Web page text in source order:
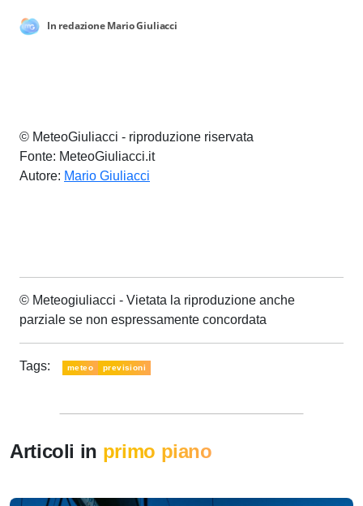
In redazione Mario Giuliacci
© MeteoGiuliacci - riproduzione riservata
Fonte: MeteoGiuliacci.it
Autore: Mario Giuliacci
© Meteogiuliacci - Vietata la riproduzione anche
parziale se non espressamente concordata
Tags: meteo previsioni
Articoli in primo piano